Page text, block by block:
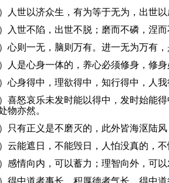
）人世以济众生，有为等于无为，出世
）入世不陷，出世不脱；磨而不磷，涅
）心则一无，脑则万有。进一无为万有
）人是心身一体的，养心必须修身，修
）心身得中，理欲得中，知行得中，人
）喜怒哀乐未发时能以得中，发时始能
物亦然。
）只有正义是不磨灭的，此外皆海沤陆
）云能遮日，不能毁日，人怕没真的，
）感情向内，可以蓄力；理智向外，可
）得中道者事长，积厚德者气长。得中